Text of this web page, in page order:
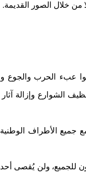
من خلال الصور القديمة.
عبء الحرب والجوع
الشوارع وإزالة آثار
جميع الأطراف الوطنية
للجميع، ولن يُقصى